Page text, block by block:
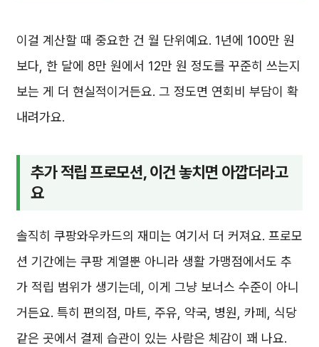
이걸 계산할 때 중요한 건 월 단위예요. 1년에 100만 원
보다, 한 달에 8만 원에서 12만 원 정도를 꾸준히 쓰는지
보는 게 더 현실적이거든요. 그 정도면 연회비 부담이 확
내려가요.
추가 적립 프로모션, 이건 놓치면 아깝더라고
요
솔직히 쿠팡와우카드의 재미는 여기서 더 커져요. 프로모
션 기간에는 쿠팡 계열뿐 아니라 생활 가맹점에서도 추
가 적립 범위가 생기는데, 이게 그냥 보너스 수준이 아니
거든요. 특히 편의점, 마트, 주유, 약국, 병원, 카페, 식당
같은 곳에서 결제 습관이 있는 사람은 체감이 꽤 나요.